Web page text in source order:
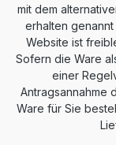
mit dem
erhalten
Website ist
Sofern die Ware
einer
Antragsannahme
Ware für Sie